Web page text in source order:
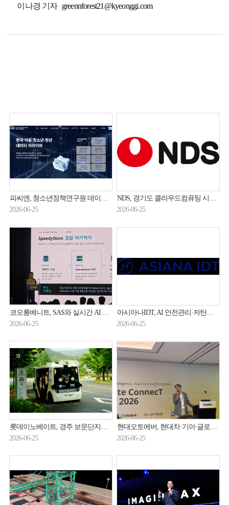
이나경 기자 greennforest21@kyeonggi.com
피씨엔, 청소년정책연구원 데이터 개방체계 구축
2026-06-25
NDS, 경기도 클라우드컴퓨팅 시스템 구축 2차 사업 수주
2026-06-25
코오롱베니트, SAS와 실시간 AI 분석 플랫폼 시장 공략
2026-06-25
아시아나IDT, AI 안전관리·저탄소 인증 획득
2026-06-25
롯데이노베이트, 경주 보문단지서 자율주행 셔틀 ‘무부’ 달린다
2026-06-25
현대오토에버, 현대차·기아 글로벌 HR 혁신 나선다
2026-06-25